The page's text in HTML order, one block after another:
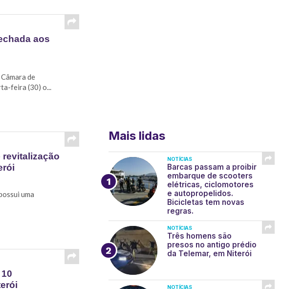
aos
de
feira (30) o...
revitalização
uma
Mais lidas
NOTÍCIAS
Barcas passam a proibir
embarque de scooters
elétricas, ciclomotores
e autopropelidos.
Bicicletas tem novas
regras.
NOTÍCIAS
Três homens são
presos no antigo prédio
da Telemar, em Niterói
NOTÍCIAS